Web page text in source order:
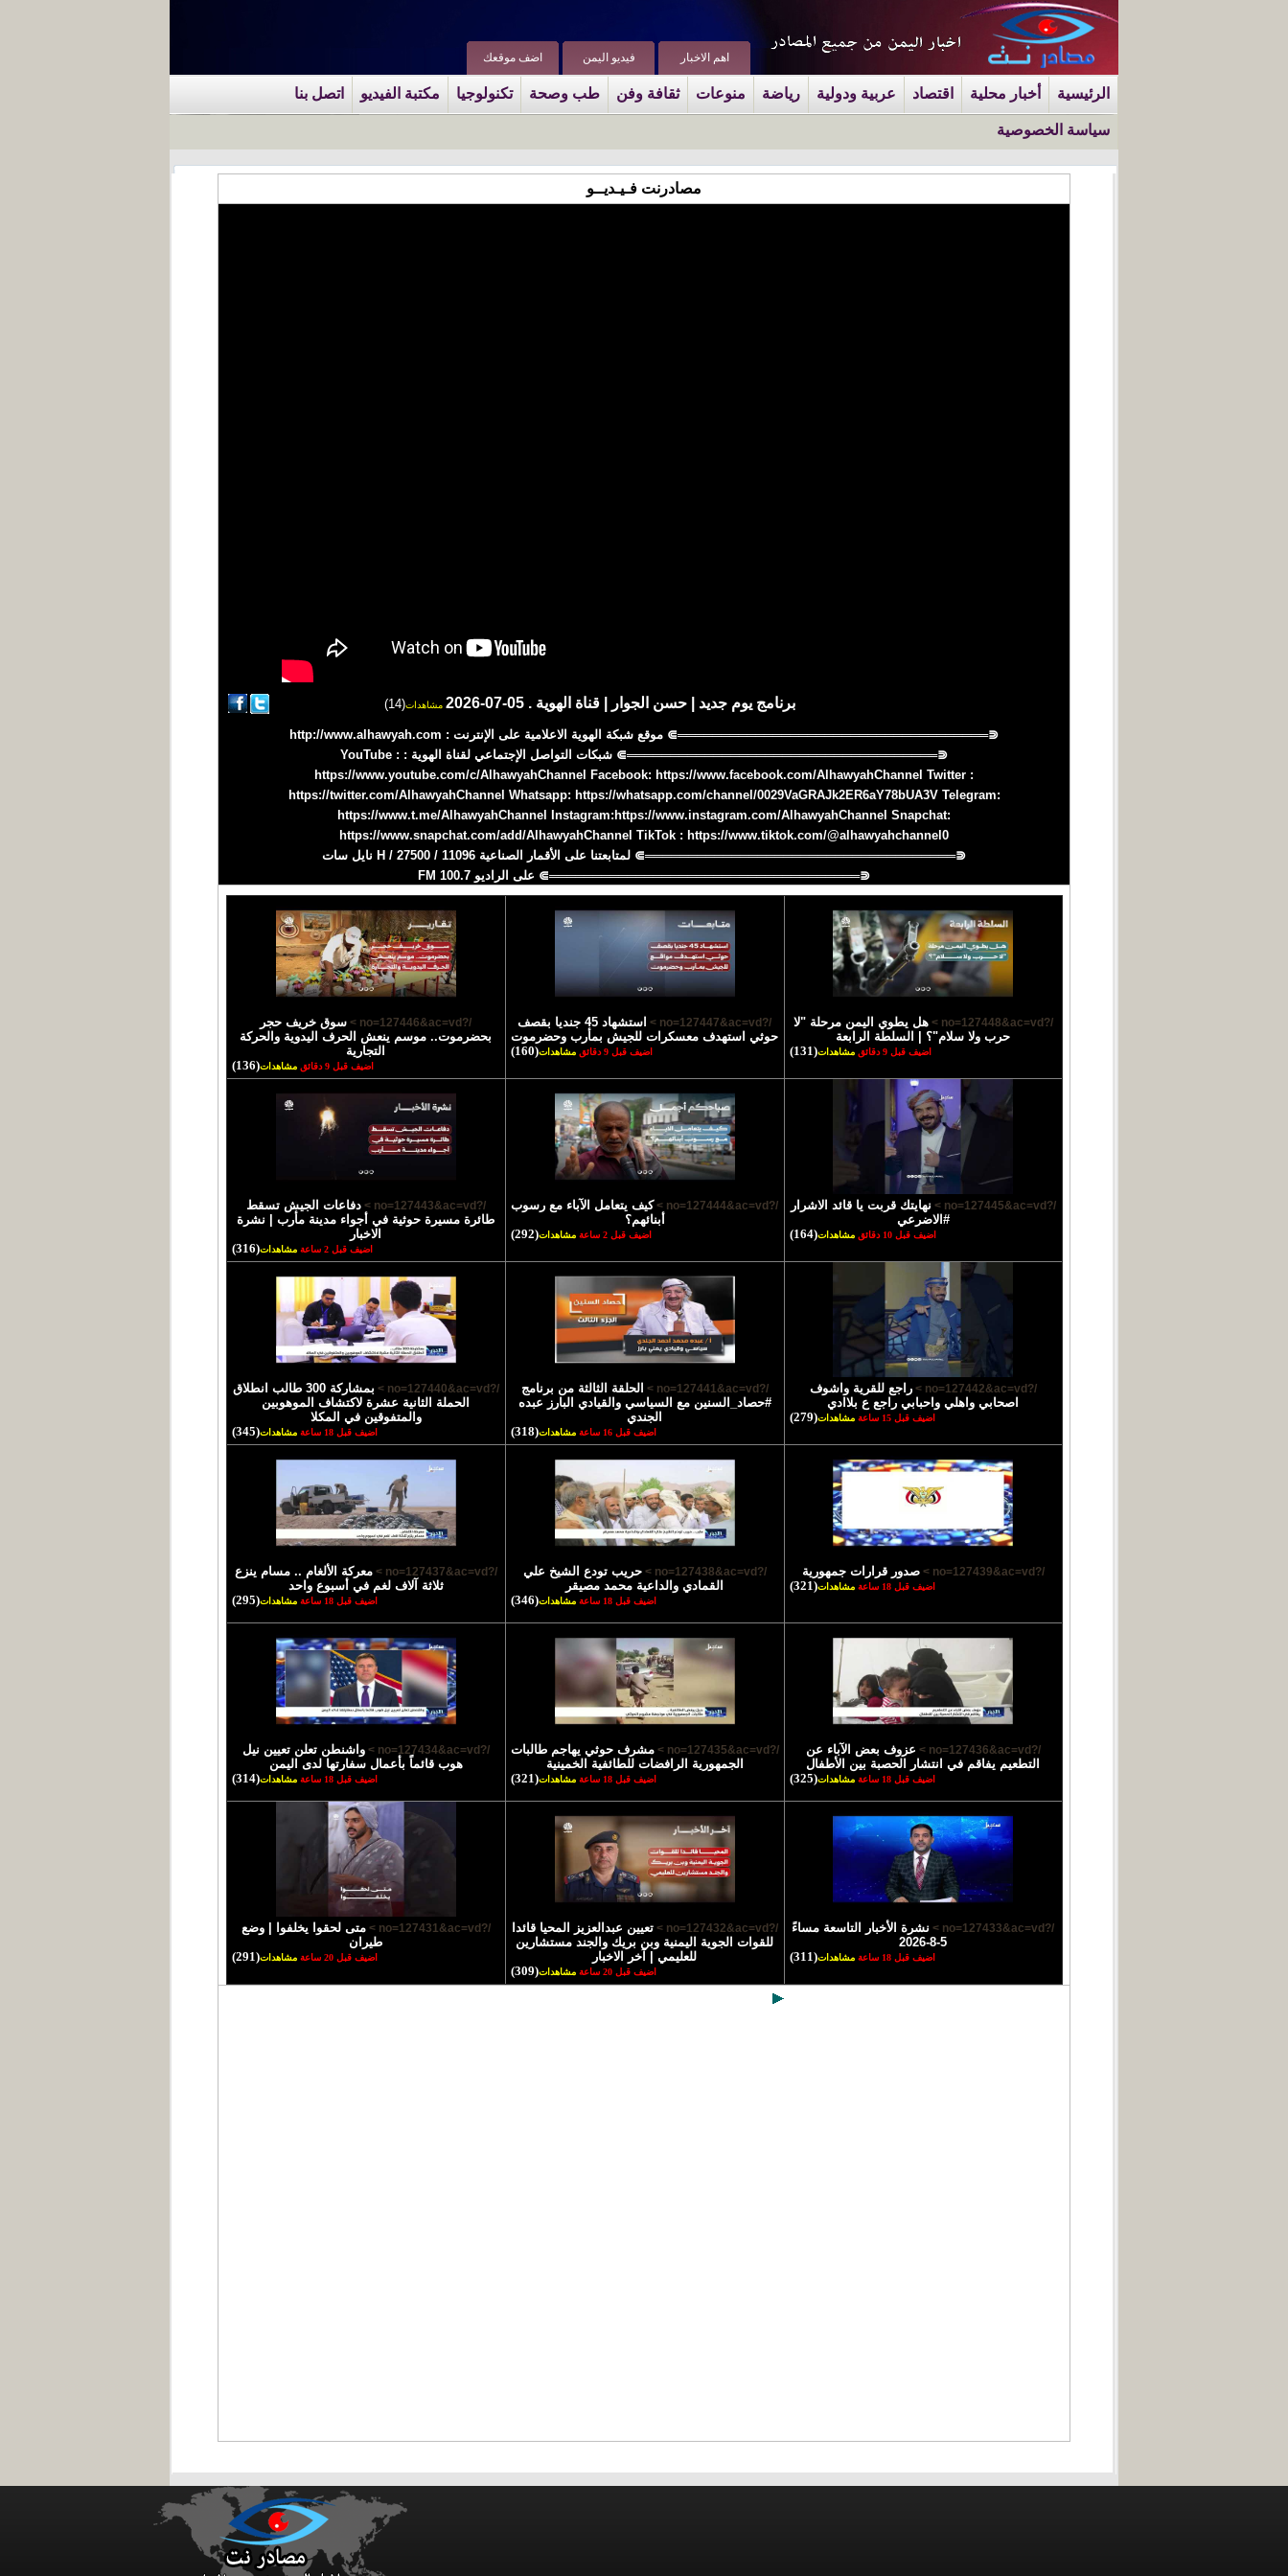
اضف موقعك فيديو اليمن اهم الاخبار
الرئيسية أخبار محلية اقتصاد عربية ودولية رياضة منوعات ثقافة وفن طب وصحة تكنولوجيا مكتبة الفيديو اتصل بنا
سياسة الخصوصية
مصادرنت فـيـديــو
برنامج يوم جديد | حسن الجوار | قناة الهوية . 05-07-2026 مشاهدات(14)
⋐════════════════════════════════════⋑ موقع شبكة الهوية الاعلامية على الإنترنت : http://www.alhawyah.com
⋐════════════════════════════════════⋑ شبكات التواصل الإجتماعي لقناة الهوية : YouTube :
https://www.youtube.com/c/AlhawyahChannel Facebook: https://www.facebook.com/AlhawyahChannel Twitter :
https://twitter.com/AlhawyahChannel Whatsapp: https://whatsapp.com/channel/0029VaGRAJk2ER6aY78bUA3V Telegram:
https://www.t.me/AlhawyahChannel Instagram:https://www.instagram.com/AlhawyahChannel Snapchat:
https://www.snapchat.com/add/AlhawyahChannel TikTok : https://www.tiktok.com/@alhawyahchannel0
⋐════════════════════════════════════⋑ لمتابعتنا على الأقمار الصناعية 11096 / 27500 / H نايل سات
⋐════════════════════════════════════⋑ على الراديو 100.7 FM
/?no=127448&ac=vd >
هل يطوي اليمن مرحلة "لا
حرب ولا سلام"؟ | السلطة الرابعة
اضيف قبل 9 دقائق مشاهدات(131)
/?no=127447&ac=vd >
استشهاد 45 جنديا بقصف
حوثي استهدف معسكرات للجيش بمأرب وحضرموت
اضيف قبل 9 دقائق مشاهدات(160)
/?no=127446&ac=vd >
سوق خريف حجر
بحضرموت.. موسم ينعش الحرف اليدوية والحركة
التجارية
اضيف قبل 9 دقائق مشاهدات(136)
/?no=127445&ac=vd >
نهايتك قربت يا قائد الاشرار
#الاضرعي
اضيف قبل 10 دقائق مشاهدات(164)
/?no=127444&ac=vd >
كيف يتعامل الآباء مع رسوب
أبنائهم؟
اضيف قبل 2 ساعة مشاهدات(292)
/?no=127443&ac=vd >
دفاعات الجيش تسقط
طائرة مسيرة حوثية في أجواء مدينة مأرب | نشرة
الاخبار
اضيف قبل 2 ساعة مشاهدات(316)
/?no=127442&ac=vd >
راجع للقرية واشوف
اصحابي واهلي واحبابي راجع ع بلاادي
اضيف قبل 15 ساعة مشاهدات(279)
/?no=127441&ac=vd >
الحلقة الثالثة من برنامج
#حصاد_السنين مع السياسي والقيادي البارز عبده
الجندي
اضيف قبل 16 ساعة مشاهدات(318)
/?no=127440&ac=vd >
بمشاركة 300 طالب انطلاق
الحملة الثانية عشرة لاكتشاف الموهوبين
والمتفوقين في المكلا
اضيف قبل 18 ساعة مشاهدات(345)
/?no=127439&ac=vd > صدور قرارات جمهورية
اضيف قبل 18 ساعة مشاهدات(321)
/?no=127438&ac=vd >
حريب تودع الشيخ علي
القمادي والداعية محمد مصيقر
اضيف قبل 18 ساعة مشاهدات(346)
/?no=127437&ac=vd >
معركة الألغام .. مسام ينزع
ثلاثة آلاف لغم في أسبوع واحد
اضيف قبل 18 ساعة مشاهدات(295)
/?no=127436&ac=vd >
عزوف بعض الآباء عن
التطعيم يفاقم في انتشار الحصبة بين الأطفال
اضيف قبل 18 ساعة مشاهدات(325)
/?no=127435&ac=vd >
مشرف حوثي يهاجم طالبات
الجمهورية الرافضات للطائفية الخمينية
اضيف قبل 18 ساعة مشاهدات(321)
/?no=127434&ac=vd >
واشنطن تعلن تعيين نيل
هوب قائماً بأعمال سفارتها لدى اليمن
اضيف قبل 18 ساعة مشاهدات(314)
/?no=127433&ac=vd >
نشرة الأخبار التاسعة مساءً
5-8-2026
اضيف قبل 18 ساعة مشاهدات(311)
/?no=127432&ac=vd >
تعيين عبدالعزيز المحيا قائدا
للقوات الجوية اليمنية وبن بريك والجند مستشارين
للعليمي | آخر الاخبار
اضيف قبل 20 ساعة مشاهدات(309)
/?no=127431&ac=vd >
متى لحقوا يخلفوا | وضع
طيران
اضيف قبل 20 ساعة مشاهدات(291)